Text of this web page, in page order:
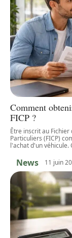
Comment
FICP ?
Être inscrit au
Particuliers (FICP)
l'achat d'un véhicule.
News 11 juin